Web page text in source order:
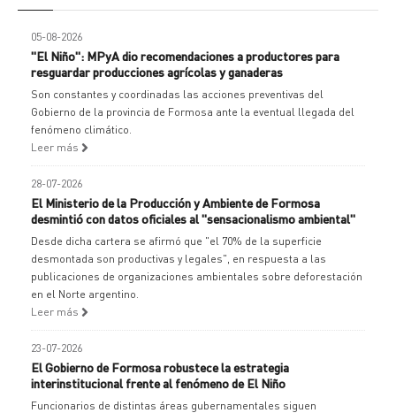
05-08-2026
"El Niño": MPyA dio recomendaciones a productores para
resguardar producciones agrícolas y ganaderas
Son constantes y coordinadas las acciones preventivas del
Gobierno de la provincia de Formosa ante la eventual llegada del
fenómeno climático.
Leer más
28-07-2026
El Ministerio de la Producción y Ambiente de Formosa
desmintió con datos oficiales al "sensacionalismo ambiental"
Desde dicha cartera se afirmó que "el 70% de la superficie
desmontada son productivas y legales", en respuesta a las
publicaciones de organizaciones ambientales sobre deforestación
en el Norte argentino.
Leer más
23-07-2026
El Gobierno de Formosa robustece la estrategia
interinstitucional frente al fenómeno de El Niño
Funcionarios de distintas áreas gubernamentales siguen